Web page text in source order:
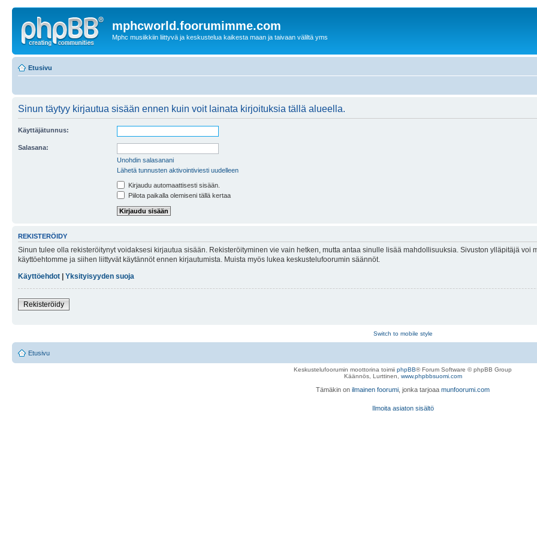
mphcworld.foorumimme.com
Mphc musiikkiin liittyvä ja keskustelua kaikesta maan ja taivaan väliltä yms
Etusivu
Sinun täytyy kirjautua sisään ennen kuin voit lainata kirjoituksia tällä alueella.
Käyttäjätunnus:
Salasana:
Unohdin salasanani
Lähetä tunnusten aktivointiviesti uudelleen
Kirjaudu automaattisesti sisään.
Piilota paikalla olemiseni tällä kertaa
REKISTERÖIDY
Sinun tulee olla rekisteröitynyt voidaksesi kirjautua sisään. Rekisteröityminen vie vain hetken, mutta antaa sinulle lisää mahdollisuuksia. Sivuston ylläpitäjä
käyttöehtomme ja siihen liittyvät käytännöt ennen kirjautumista. Muista myös lukea keskustelufoorumin säännöt.
Käyttöehdot
Yksityisyyden suoja
Rekisteröidy
Switch to mobile style
Etusivu
Keskustelufoorumin moottorina toimii phpBB® Forum Software © phpBB Group
Käännös, Lurttinen, www.phpbbsuomi.com
Tämäkin on ilmainen foorumi , jonka tarjoaa munfoorumi.com
Ilmoita asiaton sisältö